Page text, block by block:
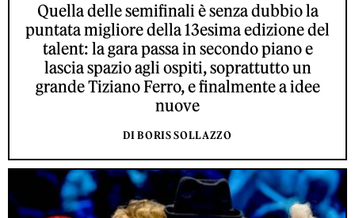
Quella delle semifinali è senza dubbio la
puntata migliore della 13esima edizione del
talent: la gara passa in secondo piano e
lascia spazio agli ospiti, soprattutto un
grande Tiziano Ferro, e finalmente a idee
nuove
DI BORIS SOLLAZZO